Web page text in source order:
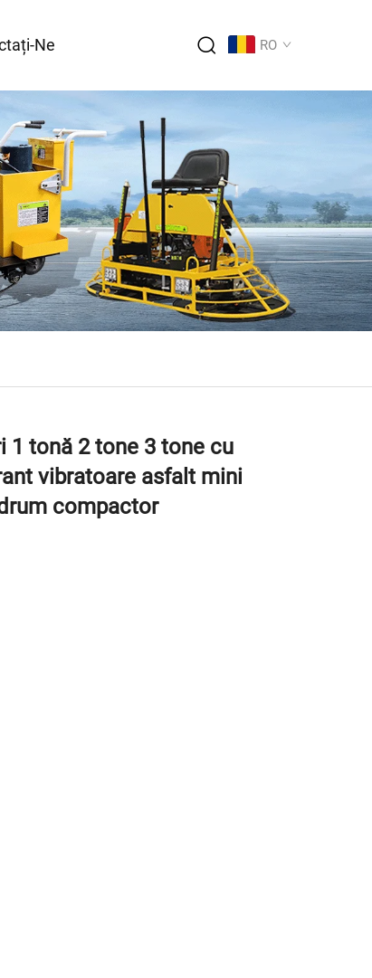
Ne RO
1 tonă 2 tone 3 tone cu
vibratoare asfalt mini
compactor